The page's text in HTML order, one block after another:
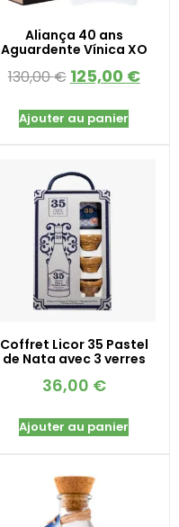
Aliança 40 ans
Aguardente Vínica XO
130,00€ 125,00 €
Ajouter au panier
Coffret Licor 35 Pastel
de Nata avec 3 verres
36,00 €
Ajouter au panier